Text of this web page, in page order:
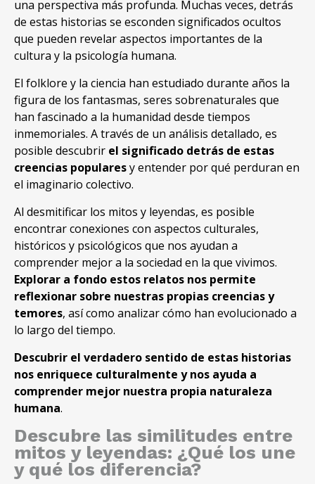
una perspectiva más profunda. Muchas veces, detrás
de estas historias se esconden significados ocultos
que pueden revelar aspectos importantes de la
cultura y la psicología humana.
El folklore y la ciencia han estudiado durante años la
figura de los fantasmas, seres sobrenaturales que
han fascinado a la humanidad desde tiempos
inmemoriales. A través de un análisis detallado, es
posible descubrir el significado detrás de estas
creencias popularesy entender por qué perduran en
el imaginario colectivo.
Al desmitificar los mitos y leyendas, es posible
encontrar conexiones con aspectos culturales,
históricos y psicológicos que nos ayudan a
comprender mejor a la sociedad en la que vivimos.
Explorar a fondo estos relatos nos permite
reflexionar sobre nuestras propias creencias y
temores, así como analizar cómo han evolucionado a
lo largo del tiempo.
Descubrir el verdadero sentido de estas historias
nos enriquece culturalmente y nos ayuda a
comprender mejor nuestra propia naturaleza
humana.
Descubre las similitudes entre
mitos y leyendas: ¿Qué los une
y qué los diferencia?